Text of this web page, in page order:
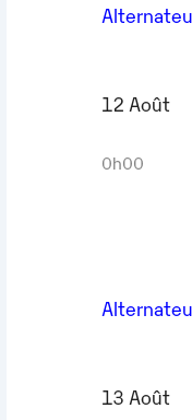
12 Août
0h00
13 Août